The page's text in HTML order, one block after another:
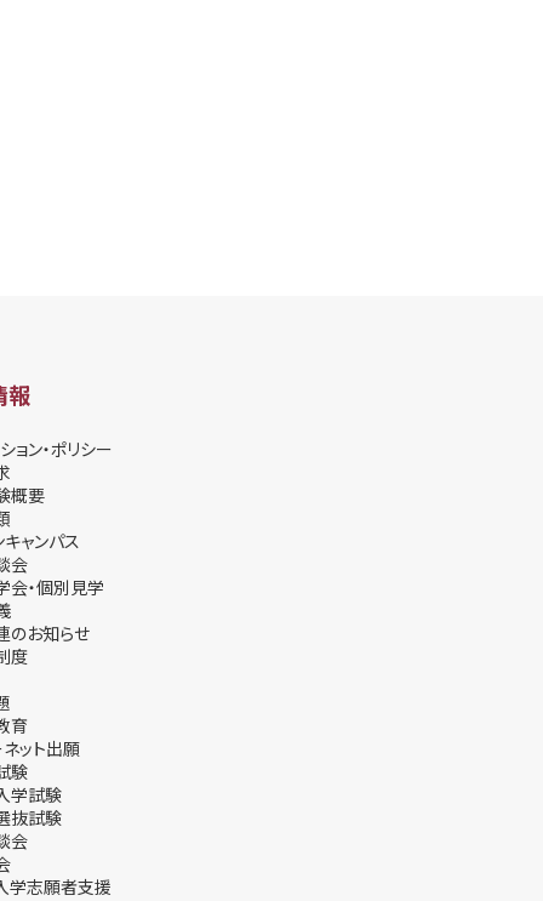
報
ョン・ポリシー
概要
ャンパス
会
会・個別⾒学
のお知らせ
度
育
ット出願
験
学試験
抜試験
会
学志願者支援